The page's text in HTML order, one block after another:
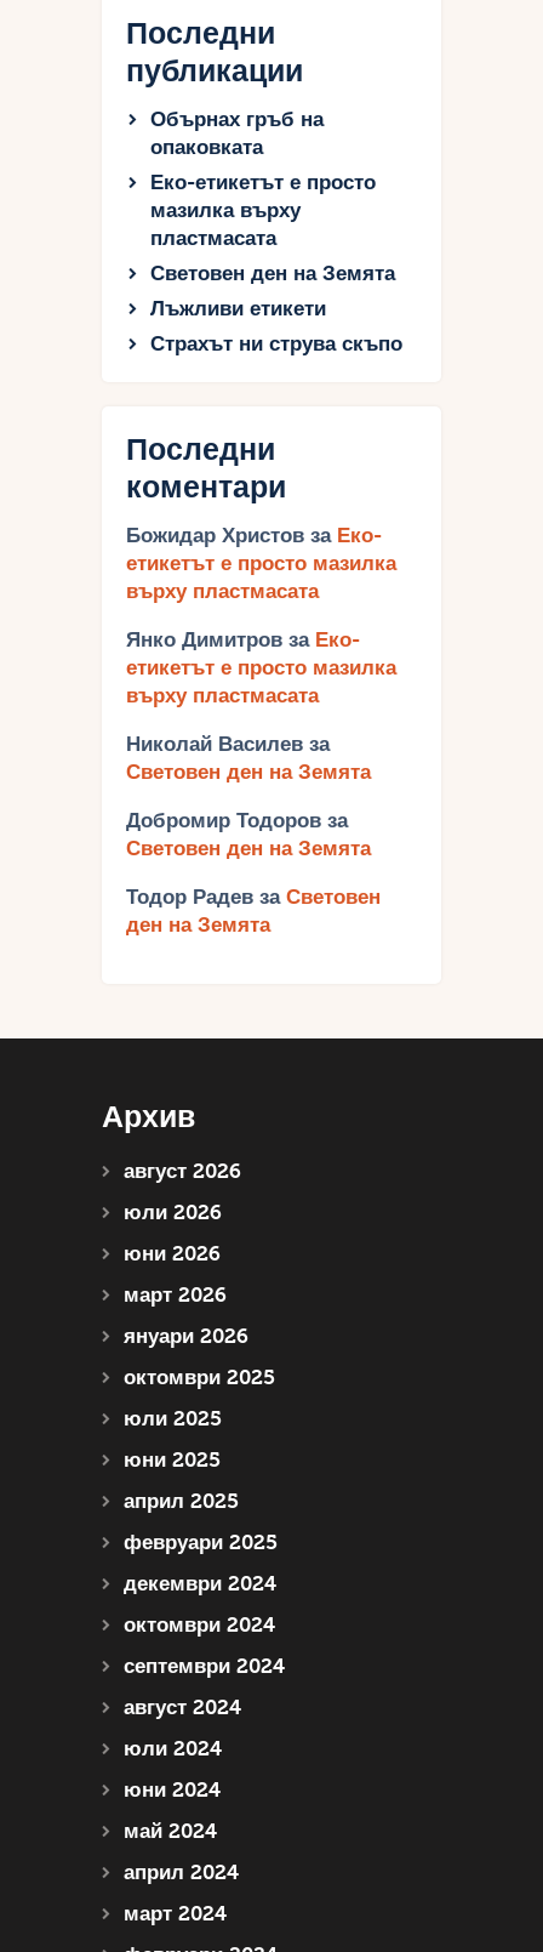
Последни
публикации
Обърнах гръб на
опаковката
Еко-етикетът е просто
мазилка върху
пластмасата
Световен ден на Земята
Лъжливи етикети
Страхът ни струва скъпо
Последни
коментари
Божидар Христов за Еко-
етикетът е просто мазилка
върху пластмасата
Янко Димитров за Еко-
етикетът е просто мазилка
върху пластмасата
Николай Василев за
Световен ден на Земята
Добромир Тодоров за
Световен ден на Земята
Тодор Радев за Световен
ден на Земята
Архив
август 2026
юли 2026
юни 2026
март 2026
януари 2026
октомври 2025
юли 2025
юни 2025
април 2025
февруари 2025
декември 2024
октомври 2024
септември 2024
август 2024
юли 2024
юни 2024
май 2024
април 2024
март 2024